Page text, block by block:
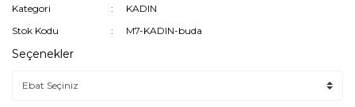
Kategori
KADIN
Stok Kodu
M7-KADIN-buda
Seçenekler